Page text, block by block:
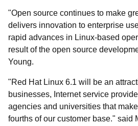
"Open source continues to make
delivers innovation to enterprise
rapid advances in Linux-based
result of the open source
Young.
"Red Hat Linux 6.1 will be an
businesses, Internet service
agencies and universities that
fourths of our customer base." said